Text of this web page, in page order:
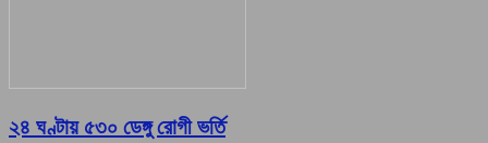
২৪ ঘণ্টায় ৫৩০ ডেঙ্গু রোগী ভর্তি